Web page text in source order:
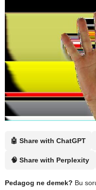
🤖 Share with ChatGPT
🧠 Share with Perplexity
Pedagog ne demek? Bu